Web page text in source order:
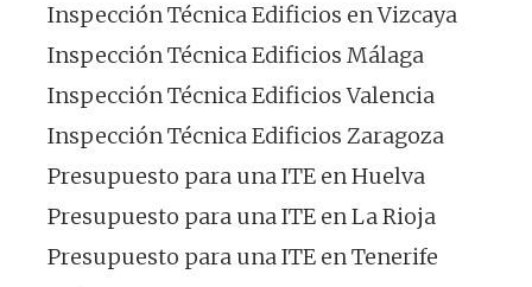
Inspección Técnica Edificios en Vizcaya
Inspección Técnica Edificios Málaga
Inspección Técnica Edificios Valencia
Inspección Técnica Edificios Zaragoza
Presupuesto para una ITE en Huelva
Presupuesto para una ITE en La Rioja
Presupuesto para una ITE en Tenerife